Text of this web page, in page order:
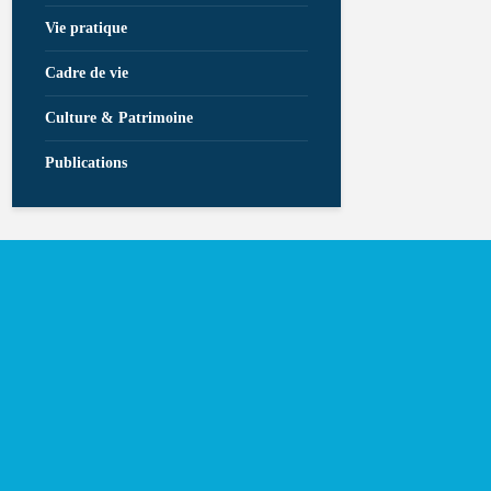
Vie pratique
Cadre de vie
Culture & Patrimoine
Publications